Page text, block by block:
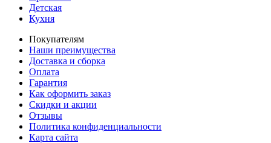
Детская
Кухня
Покупателям
Наши преимущества
Доставка и сборка
Оплата
Гарантия
Как оформить заказ
Скидки и акции
Отзывы
Политика конфиденциальности
Карта сайта